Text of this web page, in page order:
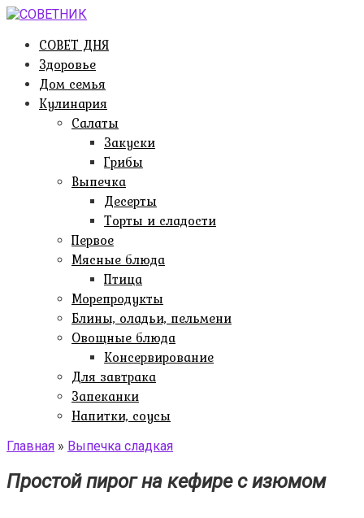
Перейти
контентуСОВЕТ ДНЯ
Здоровье
Дом семья
Кулинария
Салаты
Закуски
Грибы
Выпечка
Десерты
Торты и сладости
Первое
Мясные блюда
Птица
Морепродукты
Блины, оладьи, пельмени
Овощные блюда
Консервирование
Для завтрака
Запеканки
Напитки, соусы
Главная » Выпечка сладкая
Простой пирог на кефире с изюмом